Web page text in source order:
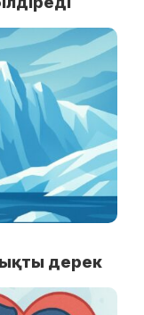
дерек